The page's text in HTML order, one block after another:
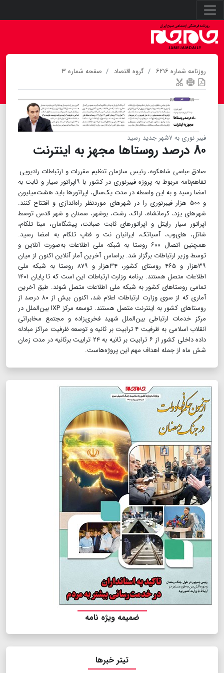
روزنامه شماره ۶۲۱۶ گروه اقتصاد صفحه شماره ۳
فیبر نوری به ۷شهر جدید رسید
۸۰ درصد روستاها مجهز به اینترنت
صادق عباسی شاهکوه، رئیس سازمان تنظیم مقررات و ارتباطات رادیویی:
تفاهم‌نامه‌ مربوط به پروژه فیبرنوری در کشور با ۹اپراتور سیار و ثابت به
امضا رسید و به این واسطه در مدت یک‌سال، اپراتورها باید هشت‌میلیون
و ۵۰۰ هزار فیبرنوری را در شهرهای موردنظر راه‌اندازی و افتتاح کنند.
شهرهای یزد، کرمانشاه، اراک، رشت، بوشهر، سمنان و شهر قدس توسط
اپراتور سیار رایتل و اپراتورهای ثابت صبانت، پیشگامان، مبنا تلکام،
شاتل، های‌وب، آسیاتک، ایرانیان نت و فناپ تلکام به امضا رسید.
همچنین اتصال ۶۰۰ روستا به شبکه ملی اطلاعات به‌صورت آنلاین و
توسط وزیر ارتباطات برگزار شد. براساس آخرین آمار آنلاین اکنون از میان
۳۹هزار و ۴۶۵ روستای کشور، ۳۴هزار و ۸۷۹ روستا به شبکه ملی
اطلاعات متصل هستند. برنامه وزارت ارتباطات این است که تا پایان ۱۴۰۱
تمامی روستاهای کشور به شبکه ملی اطلاعات متصل شوند. طبق آخرین
آماری که از سوی وزارت ارتباطات اعلام شد، اکنون بیش از ۸۰ درصد از
روستاهای کشور به اینترنت متصل هستند. توسعه مرکز IXP بین‌الملل در
مرکز خدمات ارتباطی بین‌الملل شهید فخری‌زاده و مجتمع مخابراتی
انقلاب اسلامی به ظرفیت ۴ ترابیت بر ثانیه و توسعه ظرفیت مراکز مبادله
داده داخلی کشور از ۶ ترابیت بر ثانیه به ۲۴ ترابیت برثانیه در مدت زمان
شش ماه از جمله اهداف مهم این پروژه‌هاست.
ضمیمه ویژه نامه
تیتر خبرها